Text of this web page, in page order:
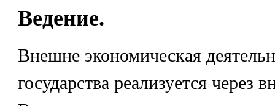
Ведение.
Внешне экономическая
государства реализуется через